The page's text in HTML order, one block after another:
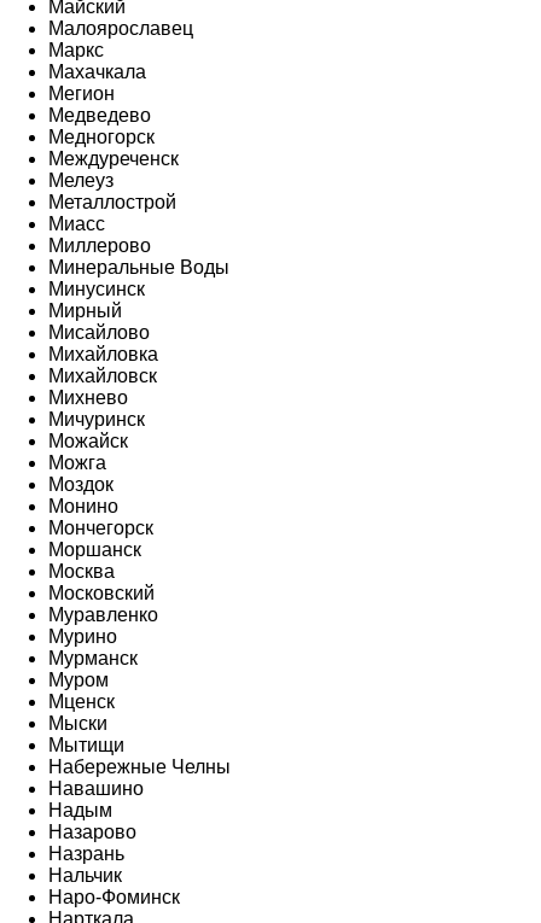
Майский
Малоярославец
Маркс
Махачкала
Мегион
Медведево
Медногорск
Междуреченск
Мелеуз
Металлострой
Миасс
Миллерово
Минеральные Воды
Минусинск
Мирный
Мисайлово
Михайловка
Михайловск
Михнево
Мичуринск
Можайск
Можга
Моздок
Монино
Мончегорск
Моршанск
Москва
Московский
Муравленко
Мурино
Мурманск
Муром
Мценск
Мыски
Мытищи
Набережные Челны
Навашино
Надым
Назарово
Назрань
Нальчик
Наро-Фоминск
Нарткала